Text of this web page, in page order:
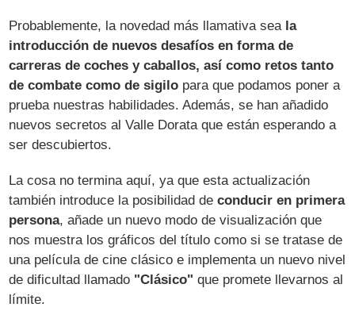
Probablemente, la novedad más llamativa sea la
introducción de nuevos desafíos en forma de
carreras de coches y caballos, así como retos tanto
de combate como de sigilo para que podamos poner a
prueba nuestras habilidades. Además, se han añadido
nuevos secretos al Valle Dorata que están esperando a
ser descubiertos.
La cosa no termina aquí, ya que esta actualización
también introduce la posibilidad deconducir en primera
persona, añade un nuevo modo de visualización que
nos muestra los gráficos del título como si se tratase de
una película de cine clásico e implementa un nuevo nivel
de dificultad llamado "Clásico" que promete llevarnos al
límite.